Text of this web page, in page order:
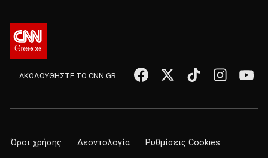
ΑΚΟΛΟΥΘΗΣΤΕ ΤΟ CNN.GR
Όροι χρήσης Δεοντολογία Ρυθμίσεις Cookies